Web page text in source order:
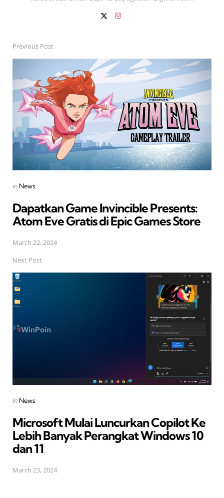
Post
navigation
Previous Post
Posted
in News
Dapatkan Game Invincible Presents:
Atom Eve Gratis di Epic Games Store
March 22, 2024
Next Post
Posted
in News
Microsoft Mulai Luncurkan Copilot Ke
Lebih Banyak Perangkat Windows 10
dan 11
March 23, 2024